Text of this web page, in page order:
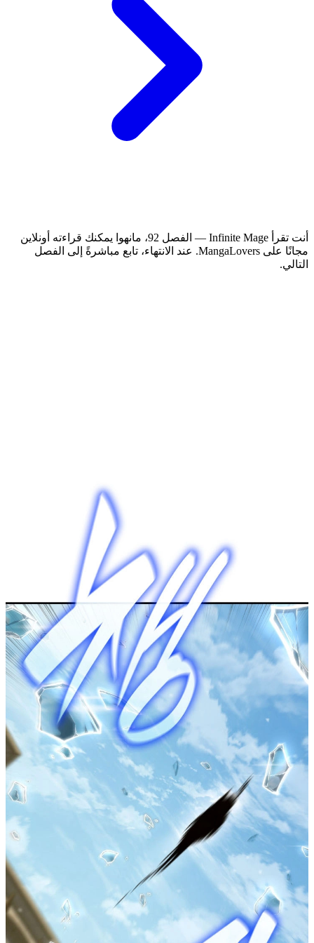
أنت تقرأ Infinite Mage — الفصل 92، مانهوا يمكنك قراءته أونلاين
مجانًا على MangaLovers.
عند الانتهاء، تابع مباشرةً إلى الفصل
التالي.